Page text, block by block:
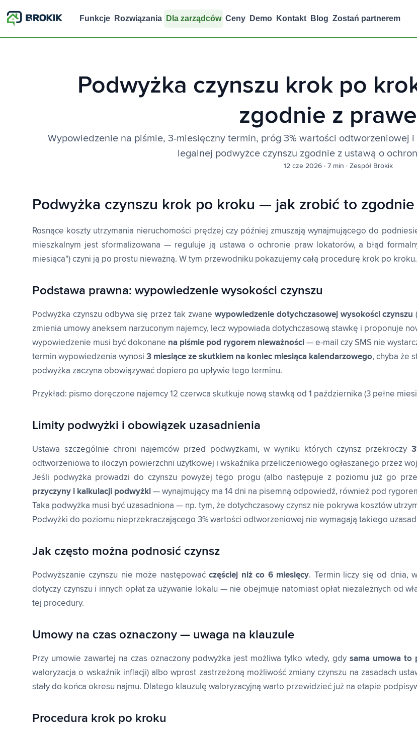
Funkcje Rozwiązania Dla zarządców Ceny Demo Kontakt Blog Zostań partnerem
Podwyżka czynszu krok po
zgodnie z
Wypowiedzenie na piśmie, 3-miesięczny termin, próg 3% wartości
legalnej podwyżce czynszu zgodnie z ustawą o
12 cze 2026· 7 min · Zespół Brokik
Podwyżka czynszu krok po kroku — jak zrobić to
Rosnące koszty utrzymania nieruchomości prędzej czy później zmuszają wynajmującego do
mieszkalnym jest sformalizowana — reguluje ją ustawa o ochronie praw lokatorów, a błąd
miesiąca") czyni ją po prostu nieważną. W tym przewodniku pokazujemy całą procedurę krok po kroku.
Podstawa prawna: wypowiedzenie wysokości czynszu
Podwyżka czynszu odbywa się przez tak zwane wypowiedzenie dotychczasowej wysokości czynszu
zmienia umowy aneksem narzuconym najemcy, lecz wypowiada dotychczasową stawkę i proponuje
wypowiedzenie musi być dokonane na piśmie pod rygorem nieważności — e-mail czy SMS nie
termin wypowiedzenia wynosi 3 miesiące ze skutkiem na koniec miesiąca kalendarzowego, chyba że
podwyżka zaczyna obowiązywać dopiero po upływie tego terminu.
Przykład: pismo doręczone najemcy 12 czerwca skutkuje nową stawką od 1 października (3 pełne
Limity podwyżki i obowiązek uzasadnienia
Ustawa szczególnie chroni najemców przed podwyżkami, w wyniku których czynsz przekroczy
odtworzeniowa to iloczyn powierzchni użytkowej i wskaźnika przeliczeniowego ogłaszanego przez
Jeśli podwyżka prowadzi do czynszu powyżej tego progu (albo następuje z poziomu już go
przyczyny i kalkulacji podwyżki — wynajmujący ma 14 dni na pisemną odpowiedź, również pod
Taka podwyżka musi być uzasadniona — np. tym, że dotychczasowy czynsz nie pokrywa kosztów
Podwyżki do poziomu nieprzekraczającego 3% wartości odtworzeniowej nie wymagają takiego
Jak często można podnosić czynsz
Podwyższanie czynszu nie może następowaćczęściej niż co 6 miesięcy. Termin liczy się od dnia,
dotyczy czynszu i innych opłat za używanie lokalu — nie obejmuje natomiast opłat niezależnych od
tej procedury.
Umowy na czas oznaczony — uwaga na klauzule
Przy umowie zawartej na czas oznaczony podwyżka jest możliwa tylko wtedy, gdy sama umowa to
waloryzacja o wskaźnik inflacji) albo wprost zastrzeżoną możliwość zmiany czynszu na zasadach
stały do końca okresu najmu. Dlatego klauzulę waloryzacyjną warto przewidzieć już na etapie
Procedura krok po kroku